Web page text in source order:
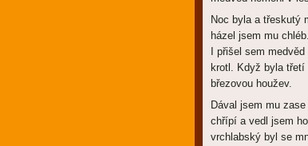
Noc byla a třeskutý
házel jsem mu
I přišel sem
krotl. Když byla
březovou houžev.
Dával jsem mu
chřípí a vedl jsem
vrchlabský byl se